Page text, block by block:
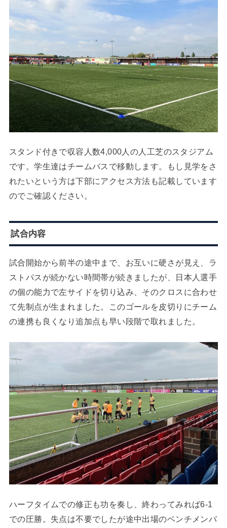
スタンド付きで収容人数4,000人の人工芝のスタジアム
です。学生達はチームバスで移動します。もし見学をさ
れたいという方は下部にアクセス方法も記載しています
のでご確認ください。
試合内容
試合開始から前半の途中まで、お互いに硬さが見え、ラ
ストパスが続かない時間帯が続きましたが、日本人選手
の個の能力で左サイドを切り込み、そのクロスに合わせ
て先制点が生まれました。このゴールを皮切りにチーム
の連携も良くなり追加点も早い段階で取れました。
ハーフタイムでの修正も功を奏し、終わってみれば6-1
での圧勝。失点は不要でしたが途中出場のベンチメンバ